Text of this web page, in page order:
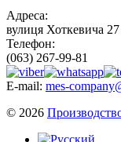
Адреса:
вулиця Хоткевича
Телефон:
(063) 267-99-81
E-mail: mes-
© 2026